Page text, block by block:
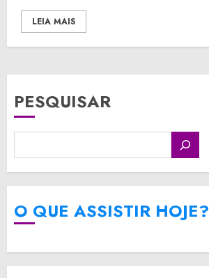
LEIA MAIS
PESQUISAR
O QUE ASSISTIR HOJE?